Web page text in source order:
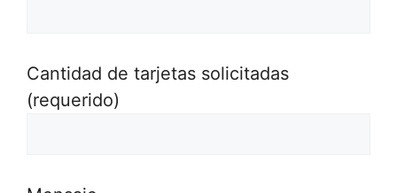
Cantidad de tarjetas solicitadas
(requerido)